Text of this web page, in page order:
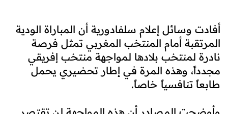
أفادت وسائل إعلام سلفادورية أن المباراة الودية
المرتقبة أمام المنتخب المغربي تمثل فرصة
نادرة لمنتخب بلادها لمواجهة منتخب إفريقي
مجدداً، وهذه المرة في إطار تحضيري يحمل
طابعاً تنافسياً خاصاً.